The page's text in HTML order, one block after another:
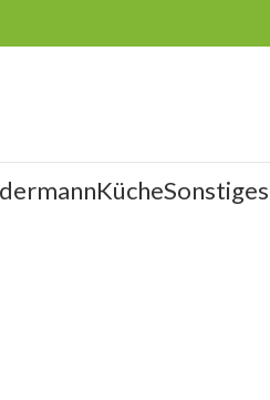
KücheSonstiges